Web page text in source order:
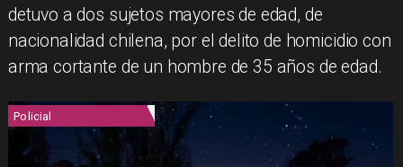
detuvo a dos sujetos mayores de edad, de
nacionalidad chilena, por el delito de homicidio con
arma cortante de un hombre de 35 años de edad.
Policial